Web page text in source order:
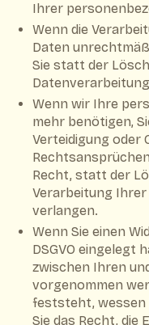
Ihrer
Wenn die
Daten
Sie statt der
Wenn wir Ihre
mehr benötigen,
Verteidigung oder
Recht, statt der
Verarbeitung
verlangen.
Wenn Sie einen
DSGVO eingelegt
zwischen Ihren
vorgenommen
feststeht, wessen
Sie das Recht, die